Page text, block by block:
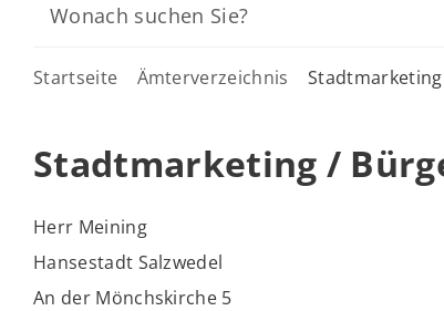
Startseite Ämterverzeichnis
Stadtmarketing /
Herr Meining
Hansestadt Salzwedel
An der Mönchskirche 5